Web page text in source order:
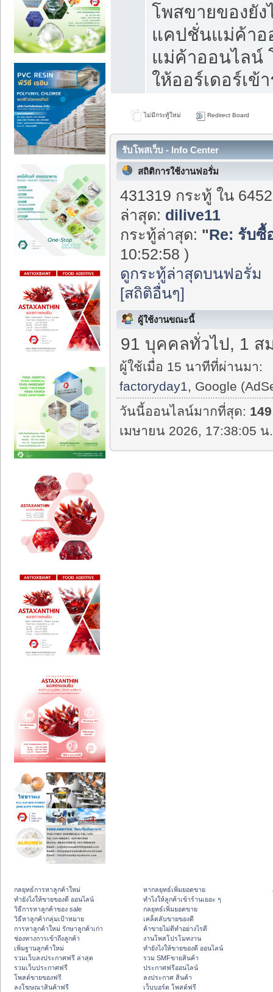
โพสขายของยัง
แคปชั่นแม่ค้า
แม่ค้าออนไลน์
ให้ออร์เดอร์เข้
ไม่มีกระทู้ใหม่ Redirect Board
รับโพสเว็บ - Info Center
สถิติการใช้งานฟอรั่ม
431319 กระทู้ ใน
ล่าสุด: dilive11
กระทู้ล่าสุด: "Re: รับซื้
10:52:58 )
ดูกระทู้ล่าสุดบนฟอรั่ม
[สถิติอื่นๆ]
ผู้ใช้งานขณะนี้
91 บุคคลทั่วไป, 1 ส
ผู้ใช้เมื่อ 15 นาทีที่ผ่านมา:
factoryday1, Google
วันนี้ออนไลน์มากที่สุด: 149
เมษายน 2026, 17:38:05 น
กลยุทธ์การหาลูกค้าใหม่
ทํายังไงให้ขายของดี ออนไลน์
วิธีการหาลูกค้าของ sale
วิธีหาลูกค้ากลุ่มเป้าหมาย
การหาลูกค้าใหม่ รักษาลูกค้าเก่า
ช่องทางการเข้าถึงลูกค้า
เพิ่มฐานลูกค้าใหม่
รวมเว็บลงประกาศฟรี ล่าสุด
รวมเว็บประกาศฟรี
โพสต์ขายของฟรี
ลงโฆษณาสินค้าฟรี
หากลยุทธ์เพิ่มยอดขาย
ทําไงให้ลูกค้าเข้าร้านเยอะ ๆ
กลยุทธ์เพิ่มยอดขาย
เคล็ดลับขายของดี
ค้าขายไม่ดีทำอย่างไรดี
งานโพสโปรโมทงาน
ทํายังไงให้ขายของดี ออนไลน์
รวม SMFขายสินค้า
ประกาศฟรีออนไลน์
ลงประกาศ สินค้า
เว็บบอร์ด โพสต์ฟรี